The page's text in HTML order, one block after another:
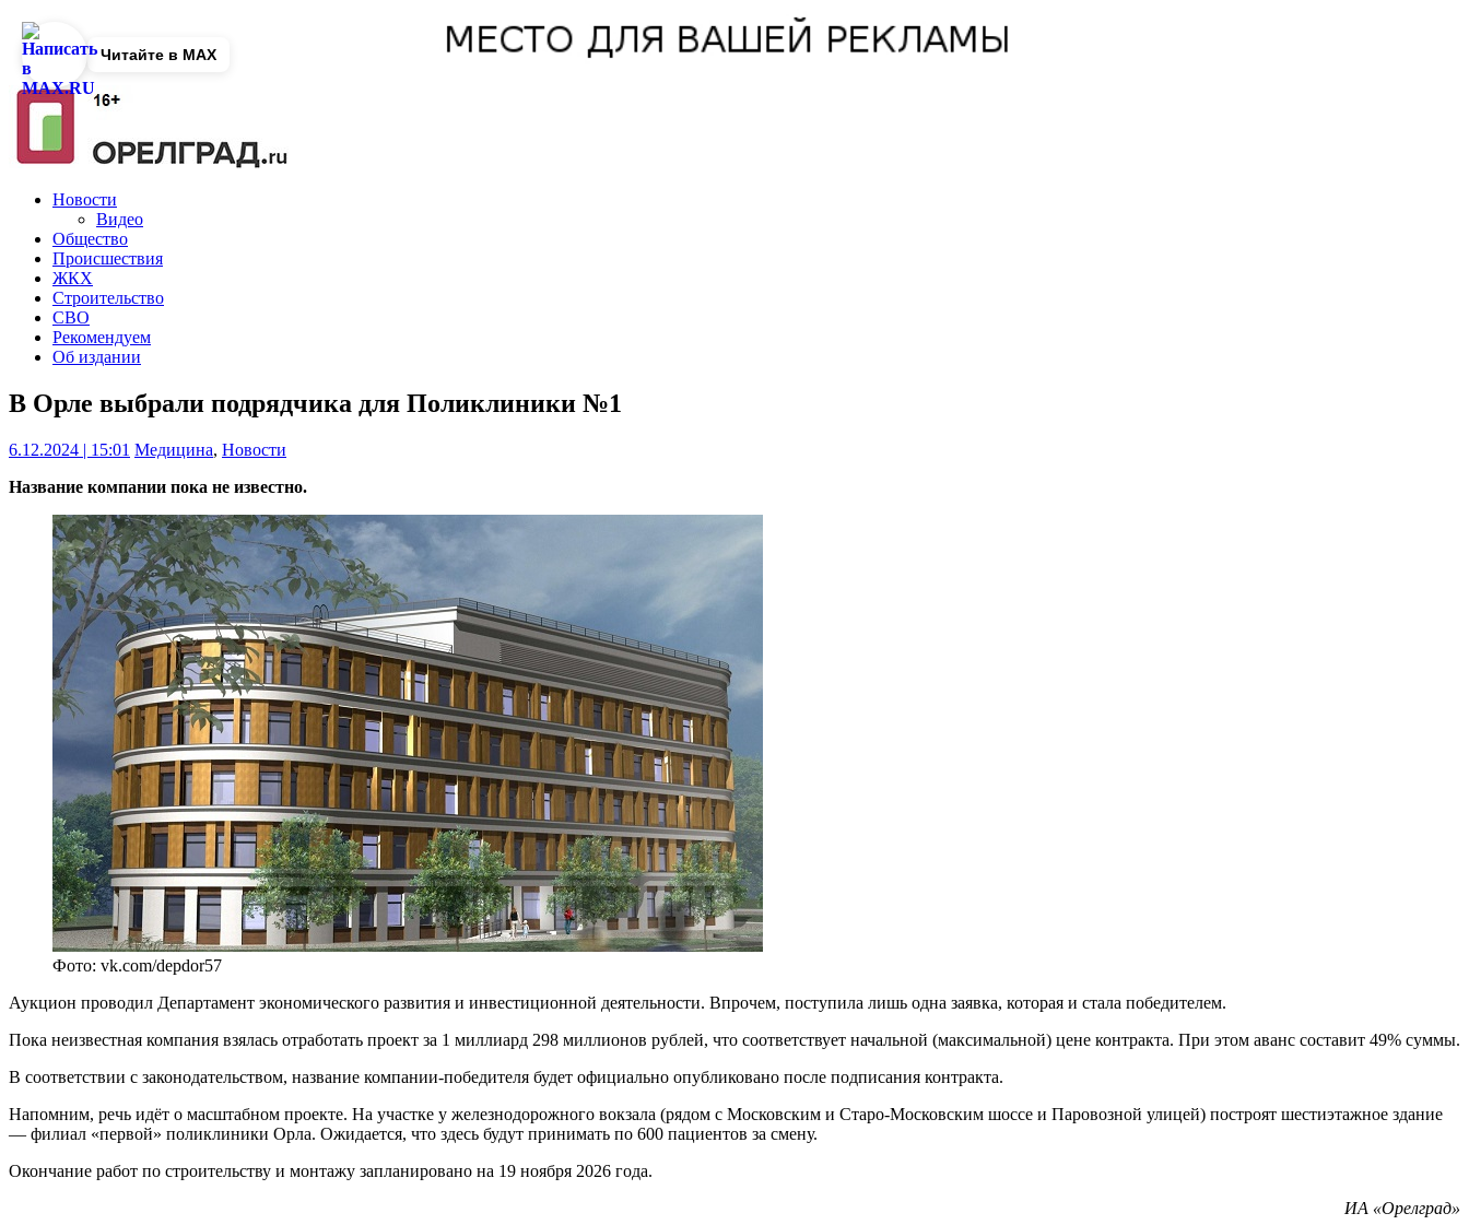
Новости
Видео
Общество
Происшествия
ЖКХ
Строительство
СВО
Рекомендуем
Об издании
В Орле выбрали подрядчика для Поликлиники №1
6.12.2024 | 15:01 Медицина, Новости
Название компании пока не известно.
Фото: vk.com/depdor57
Аукцион проводил Департамент экономического развития и инвестиционной деятельности. Впрочем, поступила лишь одна заявка, которая и стала победителем.
Пока неизвестная компания взялась отработать проект за 1 миллиард 298 миллионов рублей, что соответствует начальной (максимальной) цене контракта. При этом аванс составит 49% суммы.
В соответствии с законодательством, название компании-победителя будет официально опубликовано после подписания контракта.
Напомним, речь идёт о масштабном проекте. На участке у железнодорожного вокзала (рядом с Московским и Старо-Московским шоссе и Паровозной улицей) построят шестиэтажное здание
— филиал «первой» поликлиники Орла. Ожидается, что здесь будут принимать по 600 пациентов за смену.
Окончание работ по строительству и монтажу запланировано на 19 ноября 2026 года.
ИА «Орелград»
Читайте в MAX